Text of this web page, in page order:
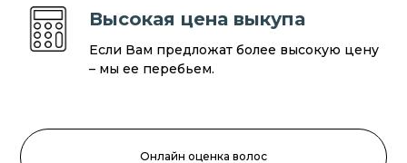
Высокая цена выкупа
Если Вам предложат более высокую цену
– мы ее перебьем.
Онлайн оценка волос